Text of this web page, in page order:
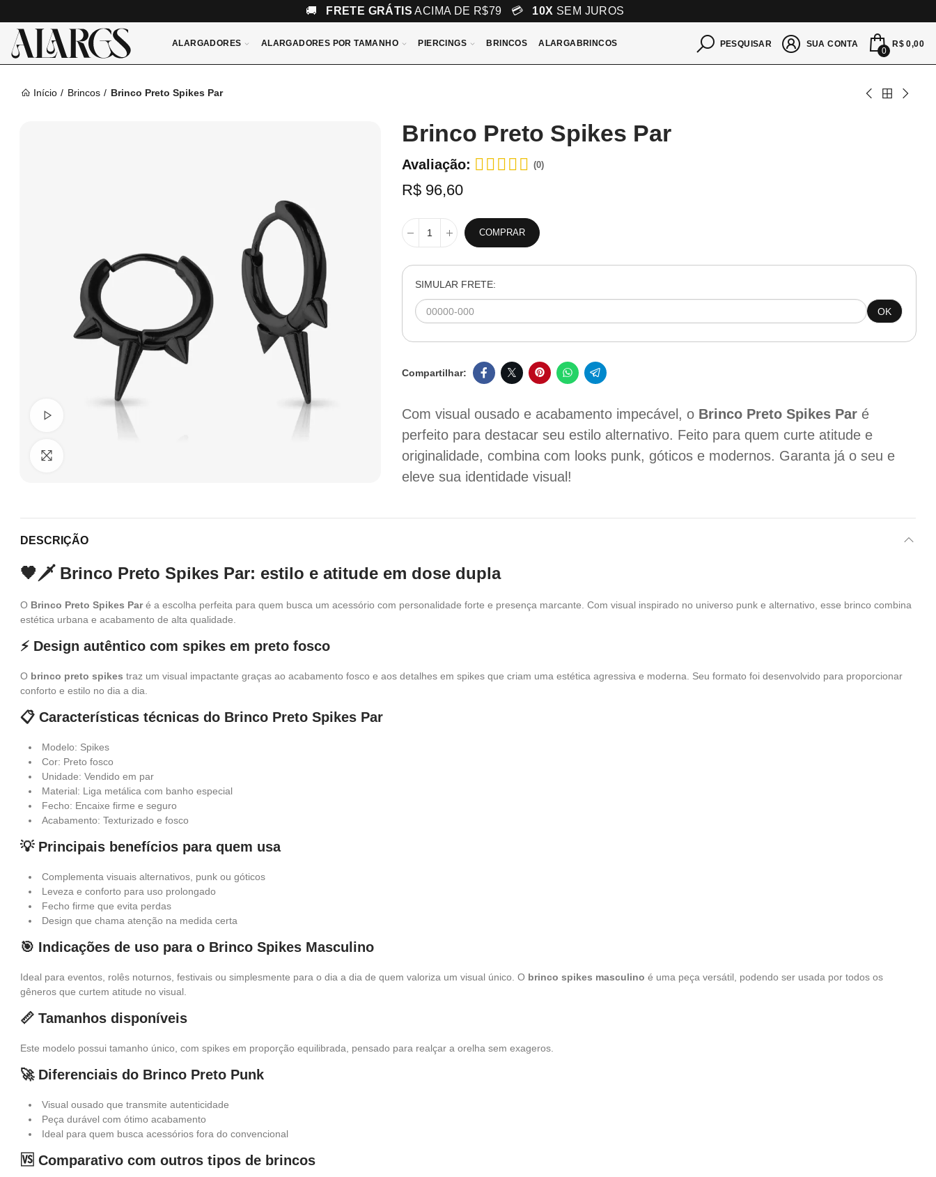
🚚 FRETE GRÁTIS ACIMA DE R$79 💳 10X SEM JUROS
ALARGADORES ALARGADORES POR TAMANHO PIERCINGS BRINCOS ALARGABRINCOS PESQUISAR SUA CONTA
0
R$ 0,00
Início Brincos Brinco Preto Spikes Par
Ver Vídeo
Brinco Preto Spikes Par
Avaliação: (0)
R$ 96,60
COMPRAR
SIMULAR FRETE:
OK
Com visual ousado e acabamento impecável, o Brinco Preto Spikes Par é
perfeito para destacar seu estilo alternativo. Feito para quem curte atitude e
originalidade, combina com looks punk, góticos e modernos. Garanta já o seu e
eleve sua identidade visual!
DESCRIÇÃO
🖤🗡️ Brinco Preto Spikes Par: estilo e atitude em dose dupla
O Brinco Preto Spikes Paré a escolha perfeita para quem busca um acessório com personalidade forte e presença marcante. Com visual inspirado no universo punk e alternativo, esse brinco combina
estética urbana e acabamento de alta qualidade.
⚡ Design autêntico com spikes em preto fosco
O brinco preto spikes traz um visual impactante graças ao acabamento fosco e aos detalhes em spikes que criam uma estética agressiva e moderna. Seu formato foi desenvolvido para proporcionar
conforto e estilo no dia a dia.
📋 Características técnicas do Brinco Preto Spikes Par
Modelo: Spikes
Cor: Preto fosco
Unidade: Vendido em par
Material: Liga metálica com banho especial
Fecho: Encaixe firme e seguro
Acabamento: Texturizado e fosco
💡 Principais benefícios para quem usa
Complementa visuais alternativos, punk ou góticos
Leveza e conforto para uso prolongado
Fecho firme que evita perdas
Design que chama atenção na medida certa
🎯 Indicações de uso para o Brinco Spikes Masculino
Ideal para eventos, rolês noturnos, festivais ou simplesmente para o dia a dia de quem valoriza um visual único. O brinco spikes masculino é uma peça versátil, podendo ser usada por todos os
gêneros que curtem atitude no visual.
📏 Tamanhos disponíveis
Este modelo possui tamanho único, com spikes em proporção equilibrada, pensado para realçar a orelha sem exageros.
🚀 Diferenciais do Brinco Preto Punk
Visual ousado que transmite autenticidade
Peça durável com ótimo acabamento
Ideal para quem busca acessórios fora do convencional
🆚 Comparativo com outros tipos de brincos